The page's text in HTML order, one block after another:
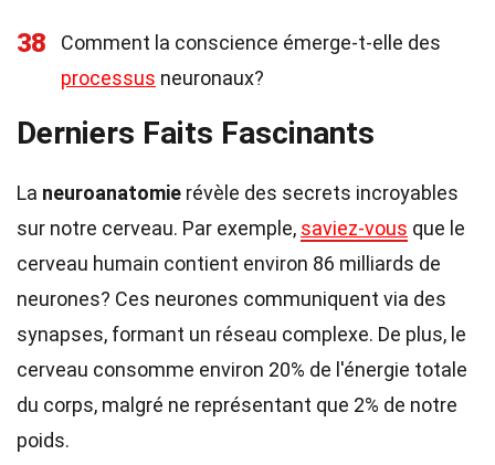
38
Comment la conscience émerge-t-elle des
processus neuronaux?
Derniers Faits Fascinants
La neuroanatomie révèle des secrets incroyables
sur notre cerveau. Par exemple, saviez-vous que le
cerveau humain contient environ 86 milliards de
neurones? Ces neurones communiquent via des
synapses, formant un réseau complexe. De plus, le
cerveau consomme environ 20% de l'énergie totale
du corps, malgré ne représentant que 2% de notre
poids.